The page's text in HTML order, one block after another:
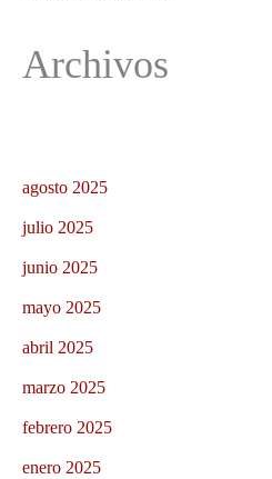
Archivos
agosto 2025
julio 2025
junio 2025
mayo 2025
abril 2025
marzo 2025
febrero 2025
enero 2025